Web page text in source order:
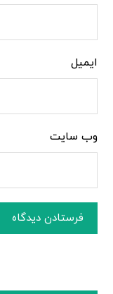
ایمیل
وب‌ سایت
فرستادن دیدگاه